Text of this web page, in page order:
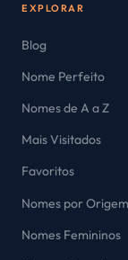
EXPLORAR
Blog
Nome Perfeito
Nomes de A a Z
Mais Visitados
Favoritos
Nomes por Origem
Nomes Femininos